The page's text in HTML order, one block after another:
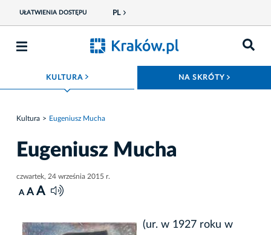
UŁATWIENIA DOSTĘPU PL
KULTURA ROZWIŃ MENU NA SKRÓTY
Kultura Eugeniusz Mucha
Eugeniusz Mucha
czwartek, 24 września 2015 r.
A A A
(ur. w 1927 roku w